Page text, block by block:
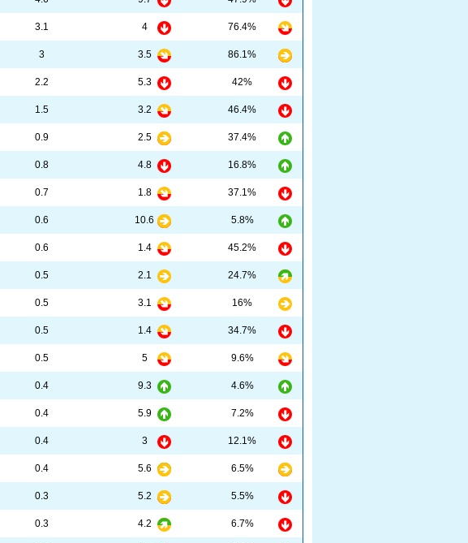
3.1 4 76.4%
3 3.5 86.1%
2.2 5.3 42%
1.5 3.2 46.4%
0.9 2.5 37.4%
0.8 4.8 16.8%
0.7 1.8 37.1%
0.6 10.6 5.8%
0.6 1.4 45.2%
0.5 2.1 24.7%
0.5 3.1 16%
0.5 1.4 34.7%
0.5 5 9.6%
0.4 9.3 4.6%
0.4 5.9 7.2%
0.4 3 12.1%
0.4 5.6 6.5%
0.3 5.2 5.5%
0.3 4.2 6.7%